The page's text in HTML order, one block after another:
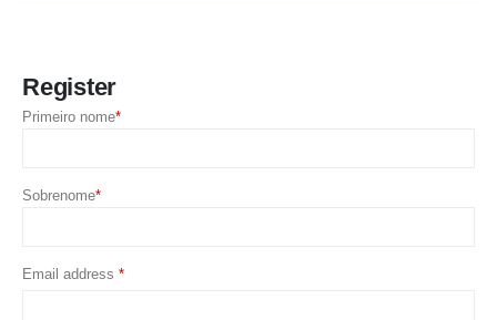
Register
Primeiro nome*
Sobrenome*
Email address *Required